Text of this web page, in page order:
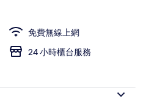
免費無線上網
24 小時櫃台服務